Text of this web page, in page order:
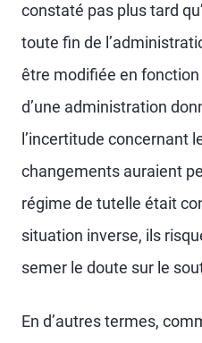
constaté pas plus tard
toute fin de
être modifiée en
d’une administration
l’incertitude concernant
changements auraient
régime de tutelle était
situation inverse, ils
semer le doute sur le
En d’autres termes,